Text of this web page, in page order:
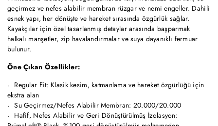
geçirmez ve nefes alabilir membran rüzgar ve nemi engeller. Dahili
esnek yapı, her dönüşte ve hareket sırasında özgürlük sağlar.
Kayakçılar için özel tasarlanmış detaylar arasında başparmak
halkalı manşetler, zip havalandırmalar ve suya dayanıklı fermuar
bulunur.
Öne Çıkan Özellikler:
Regular Fit: Klasik kesim, katmanlama ve hareket özgürlüğü için
ekstra alan
Su Geçirmez/Nefes Alabilir Membran: 20.000/20.000
Hafif, Nefes Alabilir ve Geri Dönüştürülmüş İzolasyon: